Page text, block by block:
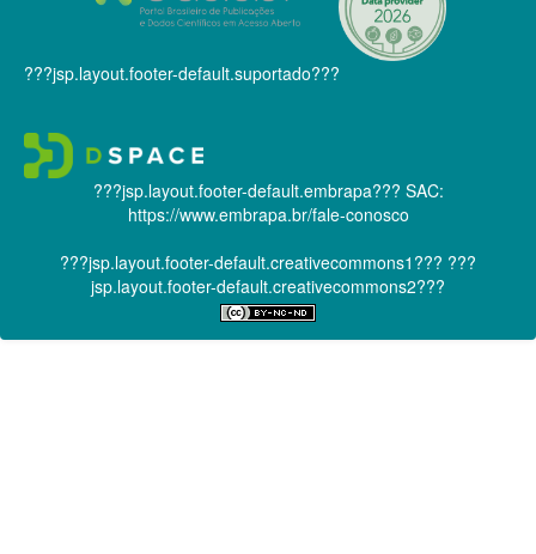
???jsp.layout.footer-default.suportado???
???jsp.layout.footer-default.embrapa??? SAC:
https://www.embrapa.br/fale-conosco
???jsp.layout.footer-default.creativecommons1??? ???
jsp.layout.footer-default.creativecommons2???